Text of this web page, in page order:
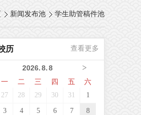
新闻发布池 学生助管稿件池
历 查看更多
>
2026.8.8
一 二 三 四 五 六
27 28 29 30 31 1
3 4 5 6 7 8